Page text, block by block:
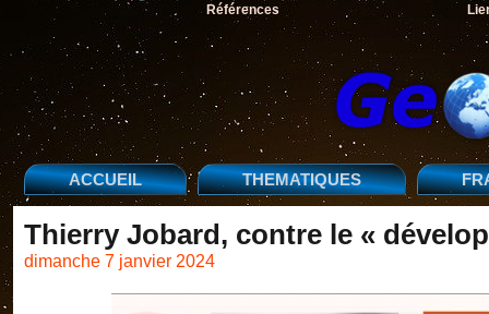
Références
ACCUEIL THEMATIQUES
Thierry Jobard, contre le «
dimanche 7 janvier 2024